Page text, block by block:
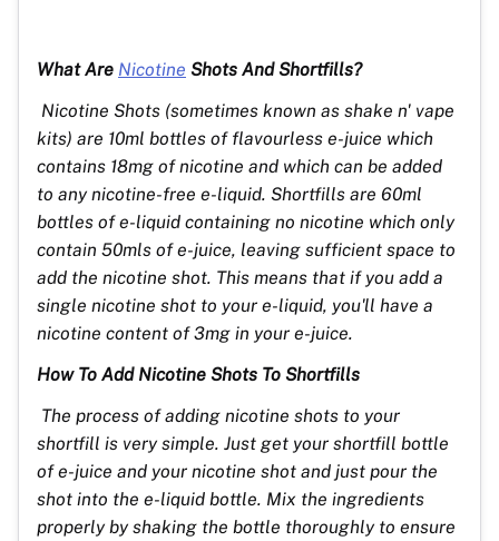
What Are Nicotine Shots And Shortfills?
Nicotine Shots (sometimes known as shake n' vape
kits) are 10ml bottles of flavourless e-juice which
contains 18mg of nicotine and which can be added
to any nicotine-free e-liquid. Shortfills are 60ml
bottles of e-liquid containing no nicotine which only
contain 50mls of e-juice, leaving sufficient space to
add the nicotine shot. This means that if you add a
single nicotine shot to your e-liquid, you'll have a
nicotine content of 3mg in your e-juice.
How To Add Nicotine Shots To Shortfills
The process of adding nicotine shots to your
shortfill is very simple. Just get your shortfill bottle
of e-juice and your nicotine shot and just pour the
shot into the e-liquid bottle. Mix the ingredients
properly by shaking the bottle thoroughly to ensure